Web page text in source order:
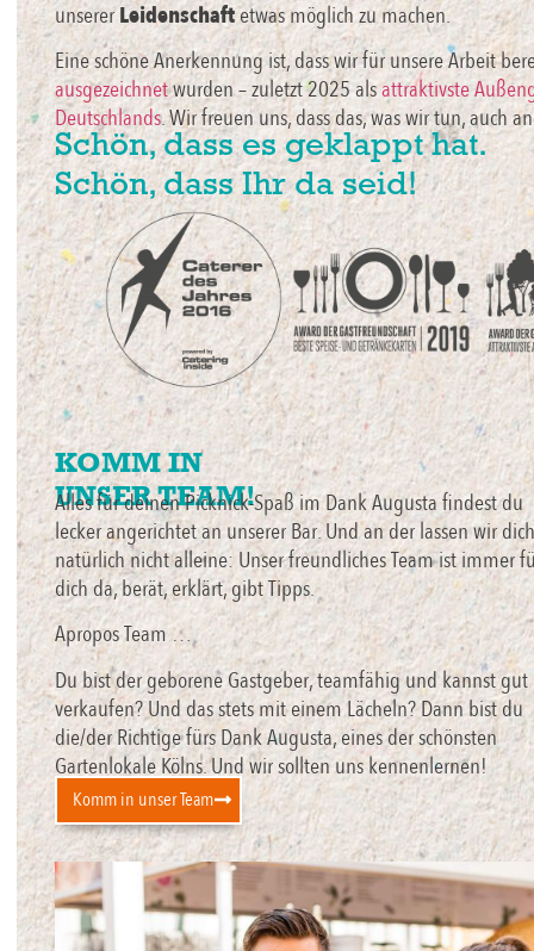
unsererLeidenschaftetwas möglich zu machen.
Eine schöne Anerkennung ist, dass wir für unsere Arbeit
ausgezeichnetwurden – zuletzt 2025 alsattraktivste
Deutschlands. Wir freuen uns, dass das, was wir tun, auch
Schön, dass es geklappt hat.
Schön, dass Ihr da seid!
KOMM IN
UNSER TEAM!
Alles für deinen Picknick-Spaß im Dank Augusta findest du
lecker angerichtet an unserer Bar. Und an der lassen wir dich
natürlich nicht alleine: Unser freundliches Team ist immer
dich da, berät, erklärt, gibt Tipps.
Apropos Team …
Du bist der geborene Gastgeber, teamfähig und kannst gut
verkaufen? Und das stets mit einem Lächeln? Dann bist du
die/der Richtige fürs Dank Augusta, eines der schönsten
Gartenlokale Kölns. Und wir sollten uns kennenlernen!
Komm in unser Team